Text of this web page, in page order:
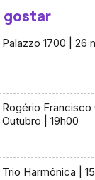
gostar
Palazzo 1700 | 26
Rogério Francisco
Outubro | 19h00
Trio Harmônica |